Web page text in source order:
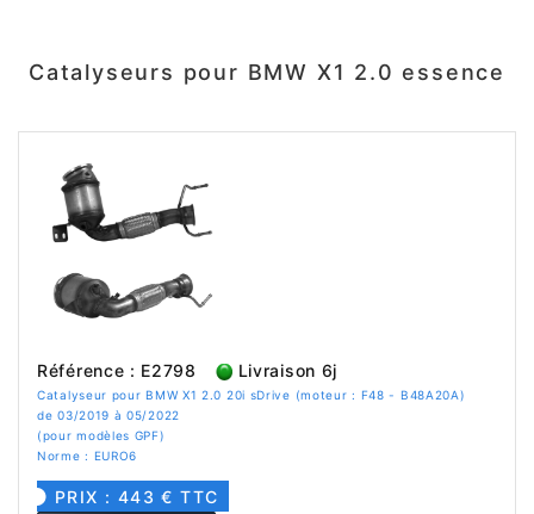
Catalyseurs pour BMW X1 2.0 essence
Référence : E2798 Livraison 6j
Catalyseur pour BMW X1 2.0 20i sDrive (moteur : F48 - B48A20A)
de 03/2019 à 05/2022
(pour modèles GPF)
Norme : EURO6
PRIX : 443 € TTC